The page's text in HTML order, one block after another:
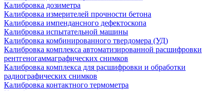
Калибровка дозиметра
Калибровка измерителей прочности бетона
Калибровка импендансного дефектоскопа
Калибровка испытательной машины
Калибровка комбинированного твердомера (УД)
Калибровка комплекса автоматизированной расшифровки
рентгеногаммаграфических снимков
Калибровка комплекса для расшифровки и обработки
радиографических снимков
Калибровка контактного термометра